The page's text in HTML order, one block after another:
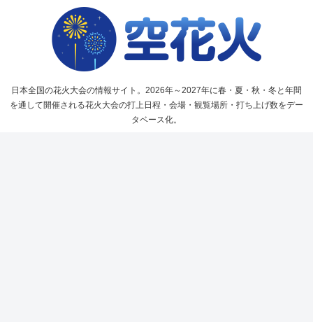
日本全国の花火大会の情報サイト。2026年～2027年に春・夏・秋・冬と年間
を通して開催される花火大会の打上日程・会場・観覧場所・打ち上げ数をデー
タベース化。